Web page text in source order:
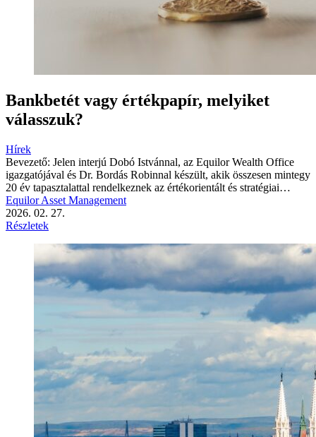
Bankbetét vagy értékpapír, melyiket
válasszuk?
Hírek
Bevezető: Jelen interjú Dobó Istvánnal, az Equilor Wealth Office
igazgatójával és Dr. Bordás Robinnal készült, akik összesen mintegy
20 év tapasztalattal rendelkeznek az értékorientált és stratégiai…
Equilor Asset Management
2026. 02. 27.
Részletek